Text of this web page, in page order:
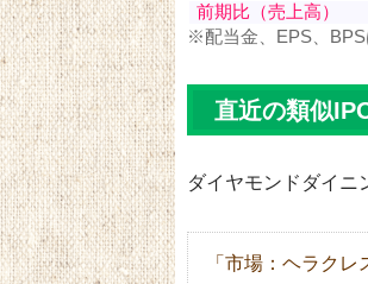
前期比（売上高）
※配当金、EPS、BPS
直近の類似
ダイヤモンドダイニ
「市場：ヘラクレ